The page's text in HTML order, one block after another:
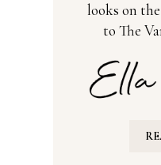
looks on
to The